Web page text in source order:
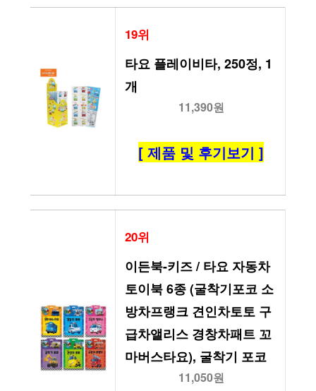
19위
타요 플레이비타, 250정, 1
개
11,390원
[ 제품 및 후기보기 ]
20위
이든북-키즈 / 타요 자동차
토이북 6종 (굴착기포코 소
방차프랭크 견인차토토 구
급차앨리스 경창차패트 꼬
마버스타요), 굴착기 포코
11,050원